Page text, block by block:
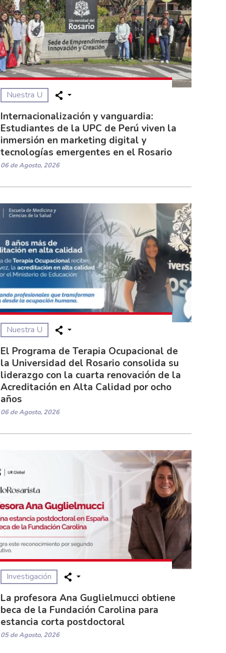
Nuestra U
Internacionalización y vanguardia:
Estudiantes de la UPC de Perú viven la
inmersión en marketing digital y
tecnologías emergentes en el Rosario
06 de Agosto, 2026
Nuestra U
El Programa de Terapia Ocupacional de
la Universidad del Rosario consolida su
liderazgo con la cuarta renovación de la
Acreditación en Alta Calidad por ocho
años
06 de Agosto, 2026
Investigación
La profesora Ana Guglielmucci obtiene
beca de la Fundación Carolina para
estancia corta postdoctoral
05 de Agosto, 2026